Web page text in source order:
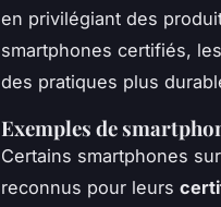
en privilégiant des
smartphones certifiés,
des pratiques plus
Exemples de
Certains smartphones
reconnus pour leurs